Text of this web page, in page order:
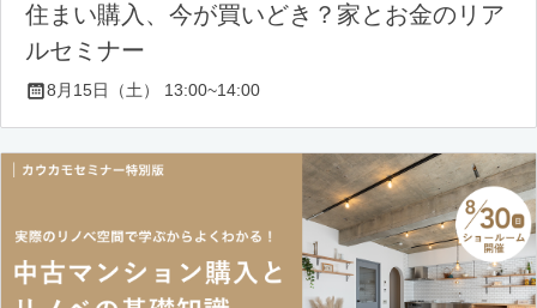
住まい購入、今が買いどき？家とお金のリア
ルセミナー
8月15日（土） 13:00~14:00